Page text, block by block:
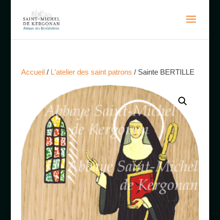
Accueil/ L'atelier des saint patrons / Sainte BERTILLE